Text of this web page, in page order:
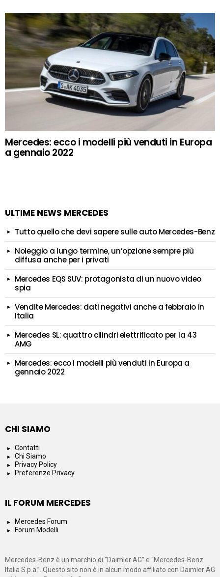
Mercedes: ecco i modelli più venduti in Europa
a gennaio 2022
ULTIME NEWS MERCEDES
Tutto quello che devi sapere sulle auto Mercedes-Benz
Noleggio a lungo termine, un’opzione sempre più
diffusa anche per i privati
Mercedes EQS SUV: protagonista di un nuovo video
spia
Vendite Mercedes: dati negativi anche a febbraio in
Italia
Mercedes SL: quattro cilindri elettrificato per la 43
AMG
Mercedes: ecco i modelli più venduti in Europa a
gennaio 2022
CHI SIAMO
Contatti
Chi Siamo
Privacy Policy
Preferenze Privacy
IL FORUM MERCEDES
Mercedes Forum
Forum Modelli
Mercedes-Benz è un marchio di “Daimler AG” e “Mercedes-Benz
Italia S.p.a.”. Questo sito non è in alcun modo affiliato con Daimler AG